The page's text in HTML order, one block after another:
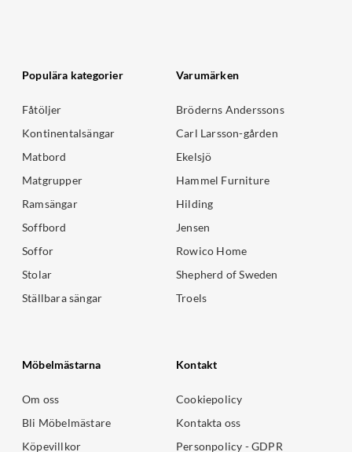
Populära kategorier
Fåtöljer
Kontinentalsängar
Matbord
Matgrupper
Ramsängar
Soffbord
Soffor
Stolar
Ställbara sängar
Varumärken
Bröderns Anderssons
Carl Larsson-gården
Ekelsjö
Hammel Furniture
Hilding
Jensen
Rowico Home
Shepherd of Sweden
Troels
Möbelmästarna
Om oss
Bli Möbelmästare
Köpevillkor
Kontakt
Cookiepolicy
Kontakta oss
Personpolicy - GDPR